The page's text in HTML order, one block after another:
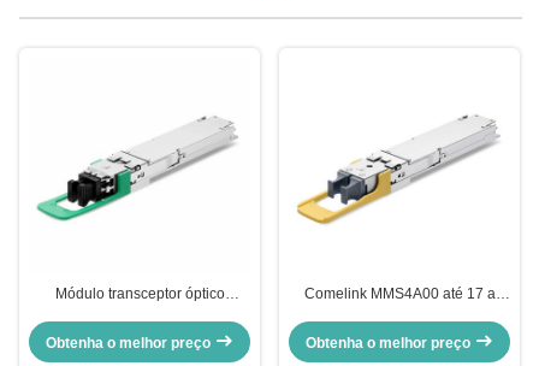
Módulo transceptor óptico
Comelink 1.6T 2 X FR4 OSFP Flat
Top PAM4 1310nm 2km Duplex
Obtenha o melhor preço
Comelink MMS4A00 até 17 a
Transceptor de fibra óptica de
modo único OSFP 2xMPO
Obtenha o melhor preço